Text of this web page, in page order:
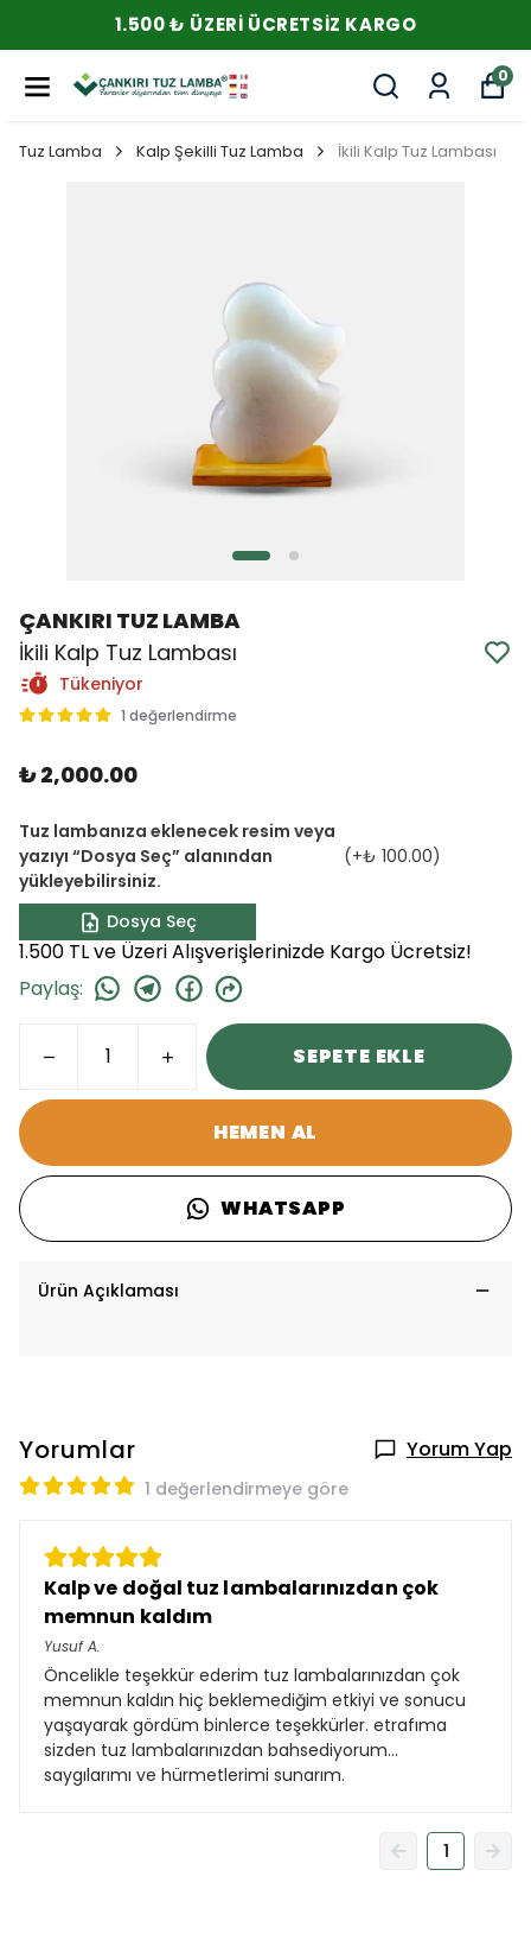
1.500 ₺ ÜZERI ÜCRETSIZ KARGO
0
Tuz Lamba Kalp Şekilli Tuz Lamba İkili Kalp Tuz Lambası
ÇANKIRI TUZ LAMBA
İkili Kalp Tuz Lambası
Tükeniyor
1 değerlendirme
₺ 2,000.00
Tuz lambanıza eklenecek resim veya
yazıyı “Dosya Seç” alanından
yükleyebilirsiniz.
(+₺ 100.00)
Dosya Seç
1.500 TL ve Üzeri Alışverişlerinizde Kargo Ücretsiz!
Paylaş:
SEPETE EKLE
HEMEN AL
WHATSAPP
Ürün Açıklaması
Yorumlar Yorum Yap
1 değerlendirmeye göre
Kalp ve doğal tuz lambalarınızdan çok
memnun kaldım
Yusuf A.
Öncelikle teşekkür ederim tuz lambalarınızdan çok
memnun kaldın hiç beklemediğim etkiyi ve sonucu
yaşayarak gördüm binlerce teşekkürler. etrafıma
sizden tuz lambalarınızdan bahsediyorum...
saygılarımı ve hürmetlerimi sunarım.
1